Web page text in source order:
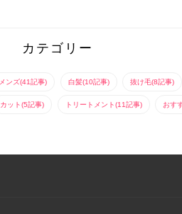
カテゴリー
メンズ(41記事) 白髪(10記事) 抜け毛(8記事)
カット(5記事) トリートメント(11記事) おす